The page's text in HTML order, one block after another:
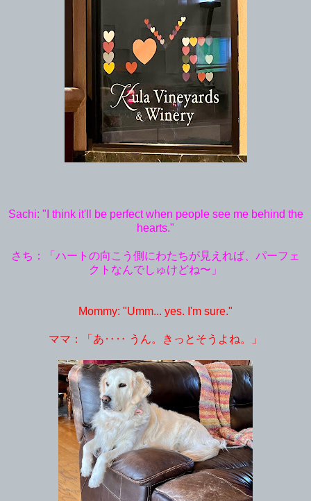
Sachi: "I think it'll be perfect when people see me behind the
hearts."
さち：「ハートの向こう側にわたちが見えれば、パーフェ
クトなんでしゅけどね〜」
Mommy: "Umm... yes. I'm sure."
ママ：「あ‥‥ うん。きっとそうよね。」